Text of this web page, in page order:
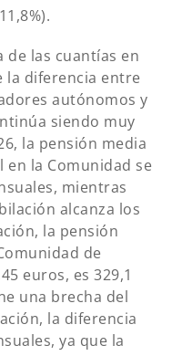
de las cuantías en
la diferencia entre
autónomos y
siendo muy
la pensión media
en la Comunidad se
mientras
alcanza los
la pensión
de
euros, es 329,1
una brecha del
la diferencia
ya que la